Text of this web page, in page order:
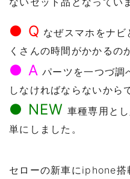
● Q なぜスマホをナビ
くさんの時間がかかるの
● A パーツを一つづ調
しなければならないから
● NEW 車種専用と
単にしました。
セローの新車にiphone搭